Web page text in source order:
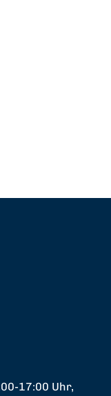
17:00 Uhr,